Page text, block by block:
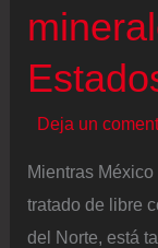
Deja un
Mientras
tratado de libre
del Norte, está